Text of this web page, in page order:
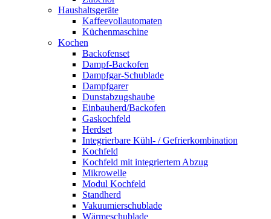
Haushaltsgeräte
Kaffeevollautomaten
Küchenmaschine
Kochen
Backofenset
Dampf-Backofen
Dampfgar-Schublade
Dampfgarer
Dunstabzugshaube
Einbauherd/Backofen
Gaskochfeld
Herdset
Integrierbare Kühl- / Gefrierkombination
Kochfeld
Kochfeld mit integriertem Abzug
Mikrowelle
Modul Kochfeld
Standherd
Vakuumierschublade
Wärmeschublade